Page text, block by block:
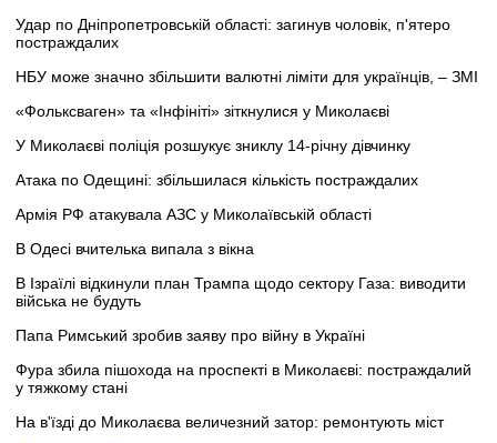
Удар по Дніпропетровській області: загинув чоловік, п'ятеро
постраждалих
НБУ може значно збільшити валютні ліміти для українців, – ЗМІ
«Фольксваген» та «Інфініті» зіткнулися у Миколаєві
У Миколаєві поліція розшукує зниклу 14-річну дівчинку
Атака по Одещині: збільшилася кількість постраждалих
Армія РФ атакувала АЗС у Миколаївській області
В Одесі вчителька випала з вікна
В Ізраїлі відкинули план Трампа щодо сектору Газа: виводити
війська не будуть
Папа Римський зробив заяву про війну в Україні
Фура збила пішохода на проспекті в Миколаєві: постраждалий
у тяжкому стані
На в'їзді до Миколаєва величезний затор: ремонтують міст